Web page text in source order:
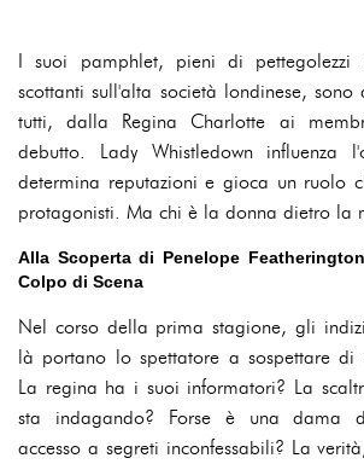
I suoi pamphlet, pieni di pettegolezzi
scottanti sull'alta società londinese,
tutti, dalla Regina Charlotte ai
debutto. Lady Whistledown influenza
determina reputazioni e gioca un ruolo
protagonisti. Ma chi è la donna dietro la
Alla Scoperta di Penelope
Colpo di Scena
Nel corso della prima stagione, gli
là portano lo spettatore a sospettare di
La regina ha i suoi informatori? La
sta indagando? Forse è una dama
accesso a segreti inconfessabili? La